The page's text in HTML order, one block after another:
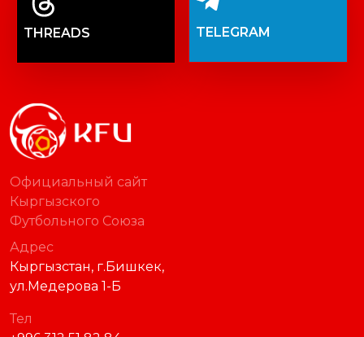
THREADS TELEGRAM
Официальный сайт
Кыргызского
Футбольного Союза
Адрес
Кыргызстан, г.Бишкек,
ул.Медерова 1-Б
Тел